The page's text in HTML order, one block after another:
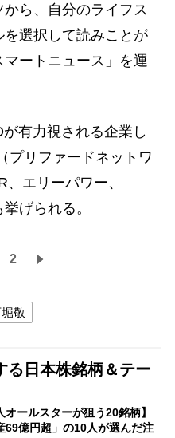
ら、自分のライフス
選択して読みことが
ートニュース」を運
有力視される企業し
プリファードネットワ
エリーパワー、
げられる。
2
敬
る日本株銘柄＆テー
オールスターが狙う20銘柄】
69億円超」の10人が選んだ注